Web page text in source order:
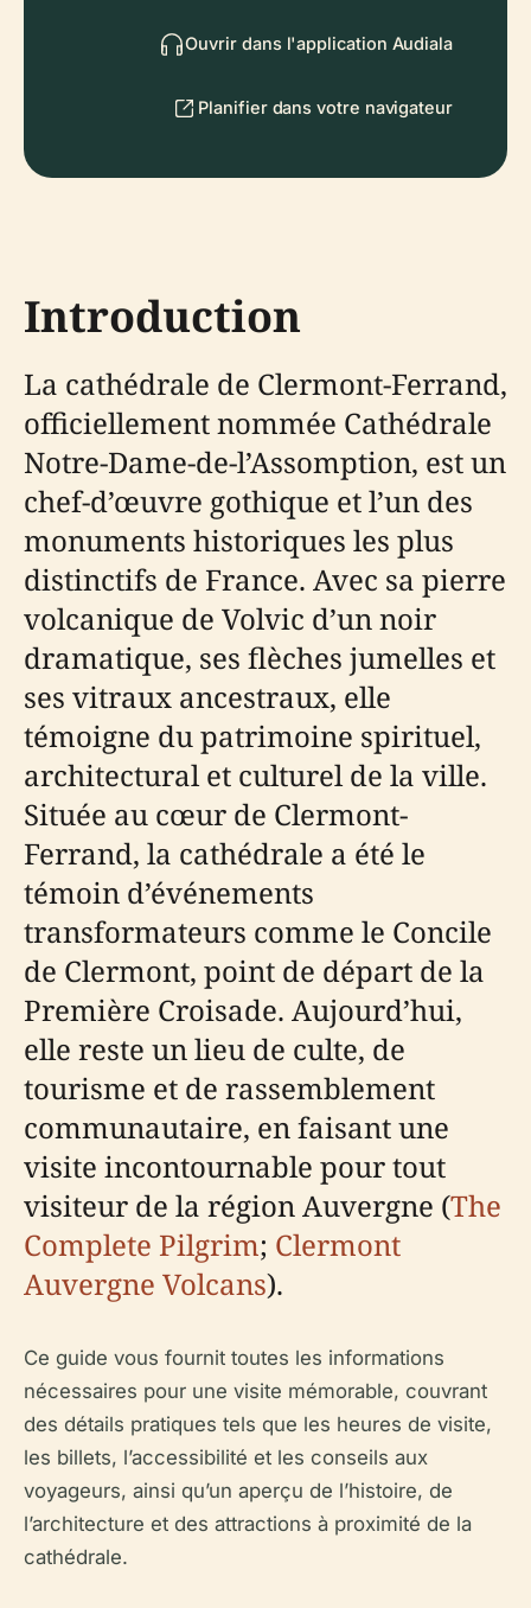
Ouvrir dans l'application Audiala
Planifier dans votre navigateur
Introduction
La cathédrale de Clermont-Ferrand,
officiellement nommée Cathédrale
Notre-Dame-de-l’Assomption, est un
chef-d’œuvre gothique et l’un des
monuments historiques les plus
distinctifs de France. Avec sa pierre
volcanique de Volvic d’un noir
dramatique, ses flèches jumelles et
ses vitraux ancestraux, elle
témoigne du patrimoine spirituel,
architectural et culturel de la ville.
Située au cœur de Clermont-
Ferrand, la cathédrale a été le
témoin d’événements
transformateurs comme le Concile
de Clermont, point de départ de la
Première Croisade. Aujourd’hui,
elle reste un lieu de culte, de
tourisme et de rassemblement
communautaire, en faisant une
visite incontournable pour tout
visiteur de la région Auvergne (The
Complete Pilgrim; Clermont
Auvergne Volcans).
Ce guide vous fournit toutes les informations
nécessaires pour une visite mémorable, couvrant
des détails pratiques tels que les heures de visite,
les billets, l’accessibilité et les conseils aux
voyageurs, ainsi qu’un aperçu de l’histoire, de
l’architecture et des attractions à proximité de la
cathédrale.